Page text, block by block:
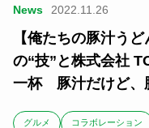
News 2022.11.26
【俺たちの豚汁う
の“技”と株式会社
一杯 豚汁だけど、
グルメ コラボレーション